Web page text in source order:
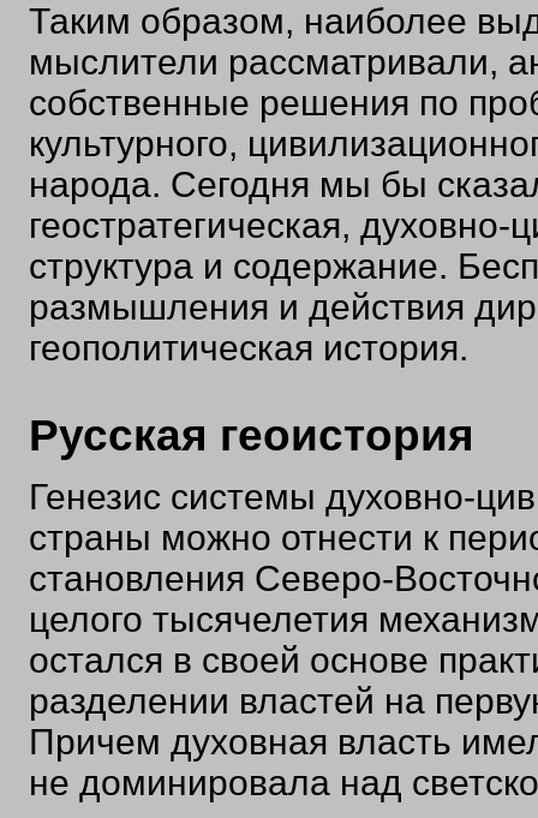
Таким образом, наиболее
мыслители рассматривали,
собственные решения по
культурного,
народа. Сегодня мы бы
геостратегическая,
структура и содержание.
размышления и действия
геополитическая история.
Русская геоистория
Генезис системы духовно-
страны можно отнести к
становления Северо-
целого тысячелетия
остался в своей основе
разделении властей на
Причем духовная власть
не доминировала над